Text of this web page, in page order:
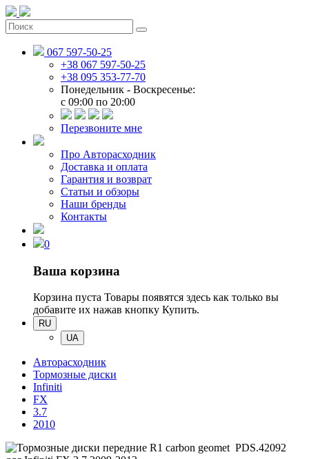
067 597-50-25
+38 067 597-50-25
+38 095 353-77-70
Понедельник - Воскресенье:
c 09:00 по 20:00
Перезвоните мне
Про Авторасходник
Доставка и оплата
Гарантия и возврат
Статьи и обзоры
Наши бренды
Контакты
0
Ваша корзина
Корзина пуста Товары появятся здесь как только вы
добавите их нажав кнопку Купить.
RU
UA
Авторасходник
Тормозные диски
Infiniti
FX
3.7
2010